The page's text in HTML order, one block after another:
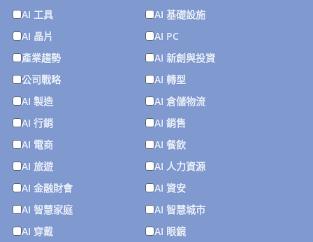
AI 工具
AI 基礎設施
AI 晶片
AI PC
產業趨勢
AI 新創與投資
公司戰略
AI 轉型
AI 製造
AI 倉儲物流
AI 行銷
AI 銷售
AI 電商
AI 餐飲
AI 旅遊
AI 人力資源
AI 金融財會
AI 資安
AI 智慧家庭
AI 智慧城市
AI 穿戴
AI 眼鏡